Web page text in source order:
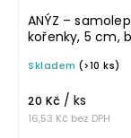
ANÝZ –
kořenky, 5 cm,
Skladem (>10 ks)
16,53 Kč bez DPH
20 Kč / ks